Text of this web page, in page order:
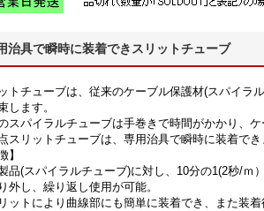
治具で瞬時に装着できスリットチューブ
トチューブは、従来のケーブル保護材(スパイラ
します。
スパイラルチューブは手巻きで時間がかかり、
スリットチューブは、専用治具で瞬時に装着でき
】
品(スパイラルチューブ)に対し、10分の1(2秒/
外し、繰り返し使用が可能。
ットにより曲線部にも簡単に装着でき、また装